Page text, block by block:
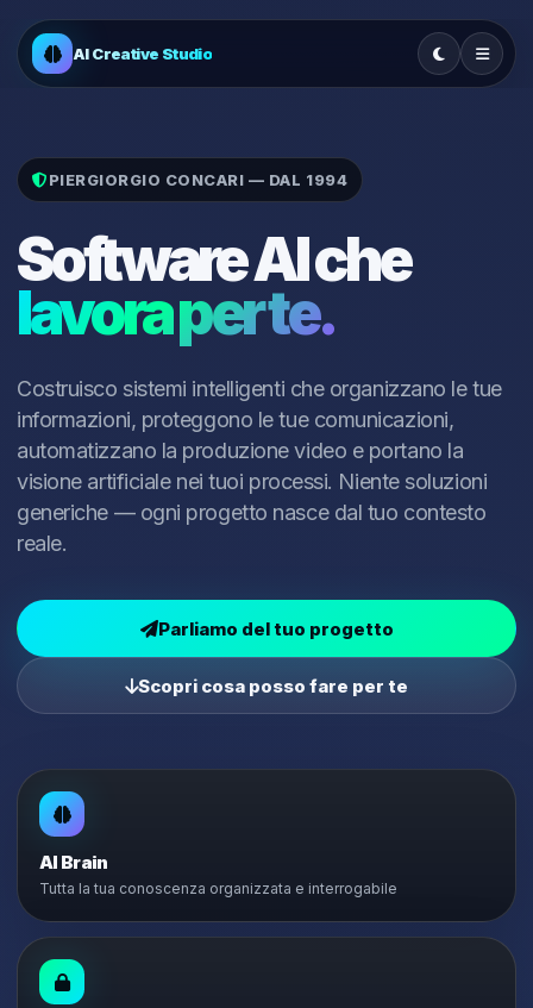
AI Creative Studio
PIERGIORGIO CONCARI — DAL 1994
Software AI che
lavora per te.
Costruisco sistemi intelligenti che organizzano le tue
informazioni, proteggono le tue comunicazioni,
automatizzano la produzione video e portano la
visione artificiale nei tuoi processi. Niente soluzioni
generiche — ogni progetto nasce dal tuo contesto
reale.
Parliamo del tuo progetto
Scopri cosa posso fare per te
AI Brain
Tutta la tua conoscenza organizzata e interrogabile